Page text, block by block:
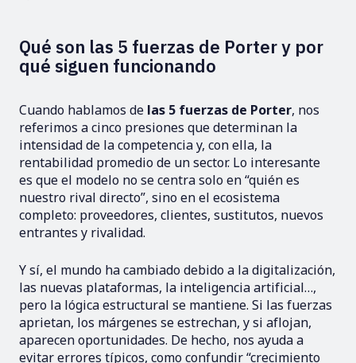
Qué son las 5 fuerzas de Porter y por
qué siguen funcionando
Cuando hablamos de las 5 fuerzas de Porter, nos
referimos a cinco presiones que determinan la
intensidad de la competencia y, con ella, la
rentabilidad promedio de un sector. Lo interesante
es que el modelo no se centra solo en “quién es
nuestro rival directo”, sino en el ecosistema
completo: proveedores, clientes, sustitutos, nuevos
entrantes y rivalidad.
Y sí, el mundo ha cambiado debido a la digitalización,
las nuevas plataformas, la inteligencia artificial…,
pero la lógica estructural se mantiene. Si las fuerzas
aprietan, los márgenes se estrechan, y si aflojan,
aparecen oportunidades. De hecho, nos ayuda a
evitar errores típicos, como confundir “crecimiento